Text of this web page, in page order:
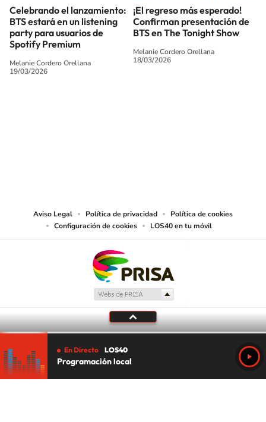
Celebrando el lanzamiento:
BTS estará en un listening
party para usuarios de
Spotify Premium
Melanie Cordero Orellana
19/03/2026
¡El regreso más esperado!
Confirman presentación de
BTS en The Tonight Show
Melanie Cordero Orellana
18/03/2026
Aviso Legal Política de privacidad
Política de cookies
Configuración de cookies
LOS40 en tu móvil
En Directo LOS40
Programación local